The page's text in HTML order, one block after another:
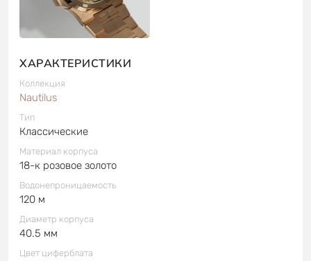
ХАРАКТЕРИСТИКИ
Коллекция
Nautilus
Тип
Классические
Материал корпуса
18-к розовое золото
Водонепроницаемость
120 м
Диаметр корпуса
40.5 мм
Цвет циферблата